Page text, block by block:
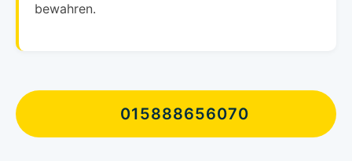
bewahren.
015888656070